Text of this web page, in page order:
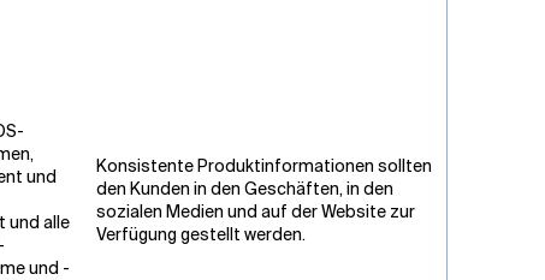
und
und alle
und -
Konsistente Produktinformationen sollten
den Kunden in den Geschäften, in den
sozialen Medien und auf der Website zur
Verfügung gestellt werden.